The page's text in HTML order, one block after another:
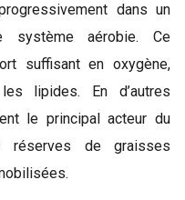
dans un
système aérobie. Ce
suffisant en oxygène,
lipides. En d’autres
le principal acteur du
réserves de graisses